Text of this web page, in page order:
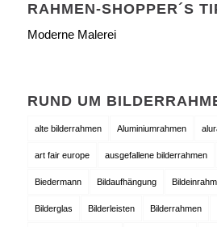
RAHMEN-SHOPPER´S
Moderne Malerei
RUND UM
alte bilderrahmen Aluminiumrahmen
art fair europe ausgefallene bilderrahmen
Biedermann Bildaufhängung
Bilderglas Bilderleisten Bilderrahmen